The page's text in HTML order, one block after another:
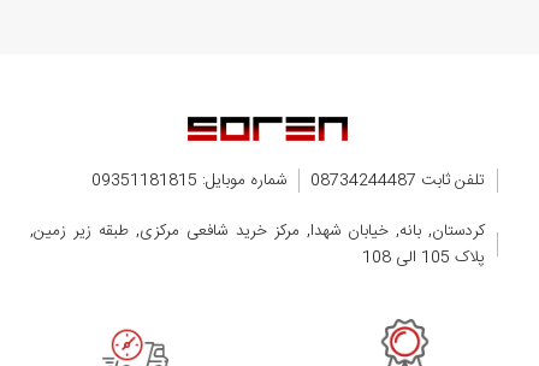
تلفن ثابت 08734244487
شماره موبایل: 09351181815
کردستان, بانه, خیابان شهدا, مرکز خرید شافعی مرکزی, طبقه زیر زمین,
پلاک 105 الی 108